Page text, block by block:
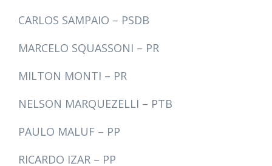
CARLOS SAMPAIO – PSDB
MARCELO SQUASSONI – PR
MILTON MONTI – PR
NELSON MARQUEZELLI – PTB
PAULO MALUF – PP
RICARDO IZAR – PP